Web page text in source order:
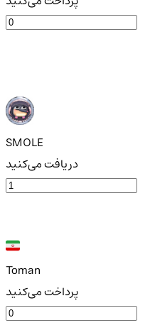
SMOLE
دریافت می‌کنید
Toman
پرداخت می‌کنید